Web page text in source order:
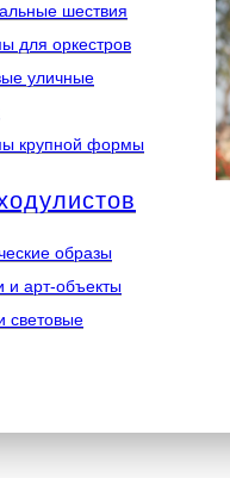
шествия
для оркестров
уличные
крупной формы
образы
и арт-объекты
световые